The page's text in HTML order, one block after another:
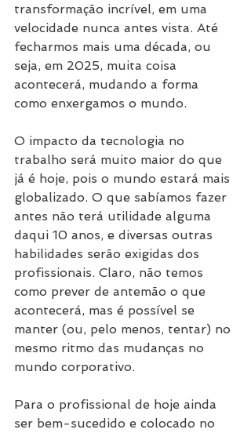
transformação incrível, em uma
velocidade nunca antes vista. Até
fecharmos mais uma década, ou
seja, em 2025, muita coisa
acontecerá, mudando a forma
como enxergamos o mundo.
O impacto da tecnologia no
trabalho será muito maior do que
já é hoje, pois o mundo estará mais
globalizado. O que sabíamos fazer
antes não terá utilidade alguma
daqui 10 anos, e diversas outras
habilidades serão exigidas dos
profissionais. Claro, não temos
como prever de antemão o que
acontecerá, mas é possível se
manter (ou, pelo menos, tentar) no
mesmo ritmo das mudanças no
mundo corporativo.
Para o profissional de hoje ainda
ser bem-sucedido e colocado no